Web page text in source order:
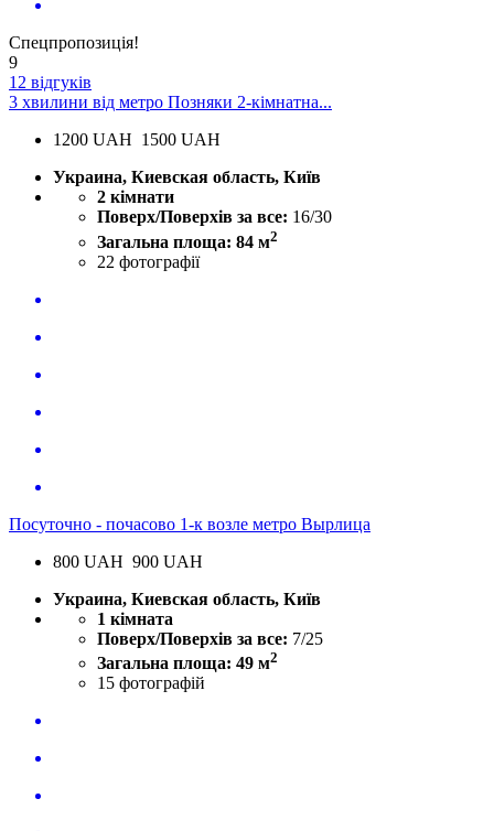
Спецпропозиція!
9
12 відгуків
3 хвилини від метро Позняки 2-кімнатна...
1200 UAH 1500 UAH
Украина, Киевская область, Київ
2 кімнати
Поверх/Поверхів за все: 16/30
Загальна площа: 84 м2
22 фотографії
Посуточно - почасово 1-к возле метро Вырлица
800 UAH 900 UAH
Украина, Киевская область, Київ
1 кімната
Поверх/Поверхів за все: 7/25
Загальна площа: 49 м2
15 фотографій